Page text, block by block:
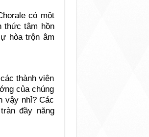
có một
thức tâm hồn
hòa trộn âm
thành viên
của chúng
vậy nhỉ? Các
đầy năng